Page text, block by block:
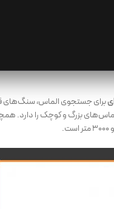
برای جستجوی الماس، سنگ‌های